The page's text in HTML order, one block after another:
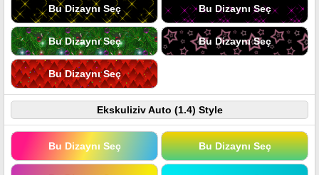
Bu Dizaynı Seç Bu Dizaynı Seç
Bu Dizaynı Seç Bu Dizaynı Seç
Bu Dizaynı Seç
Ekskuliziv Auto (1.4) Style
Bu Dizaynı Seç Bu Dizaynı Seç